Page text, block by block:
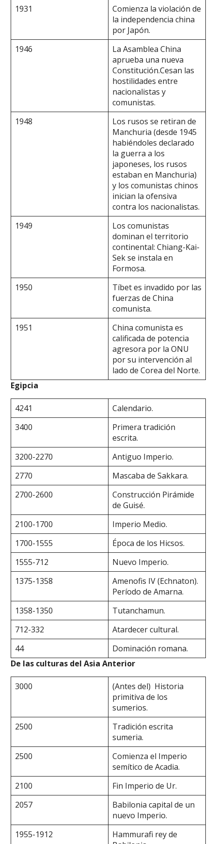
1931
Comienza la violación de
la independencia china
por Japón.
1946
La Asamblea China
aprueba una nueva
Constitución.Cesan las
hostilidades entre
nacionalistas y
comunistas.
1948
Los rusos se retiran de
Manchuria (desde 1945
habiéndoles declarado
la guerra a los
japoneses, los rusos
estaban en Manchuria)
y los comunistas chinos
inician la ofensiva
contra los nacionalistas.
1949
Los comunistas
dominan el territorio
continental: Chiang-Kai-
Sek se instala en
Formosa.
1950
Tíbet es invadido por las
fuerzas de China
comunista.
1951
China comunista es
calificada de potencia
agresora por la ONU
por su intervención al
lado de Corea del Norte.
Egipcia
4241
Calendario.
3400
Primera tradición
escrita.
3200-2270
Antiguo Imperio.
2770
Mascaba de Sakkara.
2700-2600
Construcción Pirámide
de Guisé.
2100-1700
Imperio Medio.
1700-1555
Época de los Hicsos.
1555-712
Nuevo Imperio.
1375-1358
Amenofis IV (Echnaton).
Período de Amarna.
1358-1350
Tutanchamun.
712-332
Atardecer cultural.
44
Dominación romana.
De las culturas del Asia Anterior
3000
(Antes del) Historia
primitiva de los
sumerios.
2500
Tradición escrita
sumeria.
2500
Comienza el Imperio
semítico de Acadia.
2100
Fin Imperio de Ur.
2057
Babilonia capital de un
nuevo Imperio.
1955-1912
Hammurafi rey de